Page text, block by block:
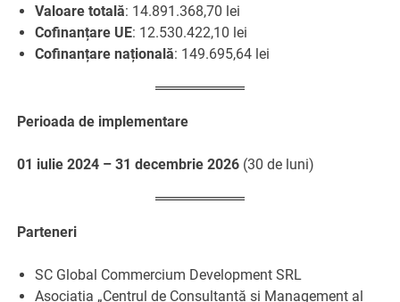
Valoare totală: 14.891.368,70 lei
Cofinanțare UE: 12.530.422,10 lei
Cofinanțare națională: 149.695,64 lei
Perioada de implementare
01 iulie 2024 – 31 decembrie 2026 (30 de luni)
Parteneri
SC Global Commercium Development SRL
Asociația „Centrul de Consultanță și Management al